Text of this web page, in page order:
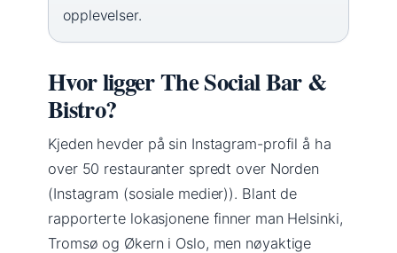
opplevelser.
Hvor ligger The Social Bar &
Bistro?
Kjeden hevder på sin Instagram-profil å ha
over 50 restauranter spredt over Norden
(Instagram (sosiale medier)). Blant de
rapporterte lokasjonene finner man Helsinki,
Tromsø og Økern i Oslo, men nøyaktige